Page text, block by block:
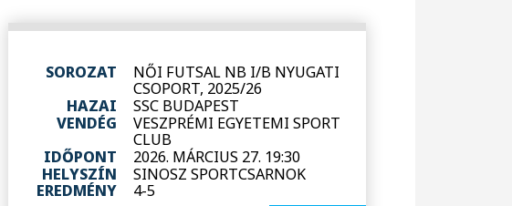
SOROZAT
NŐI FUTSAL NB I/B NYUGATI
CSOPORT, 2025/26
HAZAI
SSC BUDAPEST
VENDÉG
VESZPRÉMI EGYETEMI SPORT
CLUB
IDŐPONT
2026. MÁRCIUS 27. 19:30
HELYSZÍN
SINOSZ SPORTCSARNOK
EREDMÉNY
4-5